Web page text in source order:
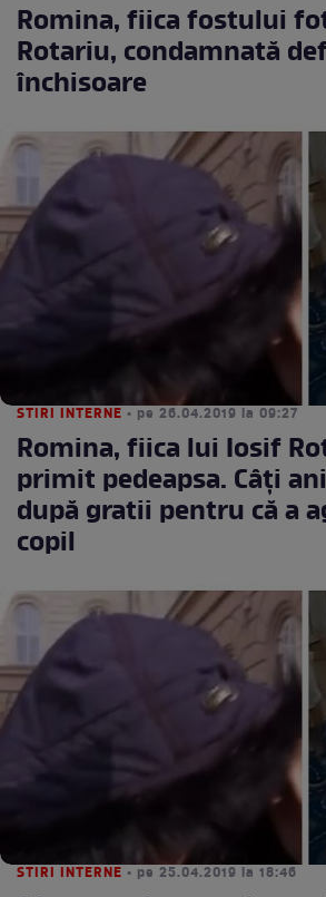
Romina, fiica fostului
Rotariu, condamnată
închisoare
STIRI INTERNE • pe 26.04.2019 la 09:27
Romina, fiica lui Iosif
primit pedeapsa. Câţi
după gratii pentru că a
copil
STIRI INTERNE • pe 25.04.2019 la 18:46